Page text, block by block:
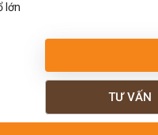
lớn
TƯ VẤN